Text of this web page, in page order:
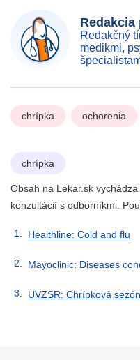
Redakcia
Redakčný
medikmi,
chrípka ochorenia
chrípka
Obsah na Lekar.sk
konzultácií s odborníkmi.
Healthline: Cold and flu
Mayoclinic: Diseases
UVZSR: Chrípková